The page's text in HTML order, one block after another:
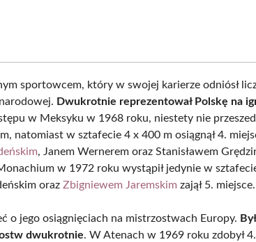
sportowcem, który w swojej karierze odniósł
Dwukrotnie reprezentował Polskę na
w Meksyku w 1968 roku, niestety nie
natomiast w sztafecie 4 x 400 m osiągnął 4.
, Janem Wernerem oraz Stanisławem
w 1972 roku wystąpił jedynie w
orazZbigniewem Jaremskim zajął 5. miejsce.
o jego osiągnięciach na mistrzostwach Europy. Był
dwukrotnie. W Atenach w 1969 roku zdobył